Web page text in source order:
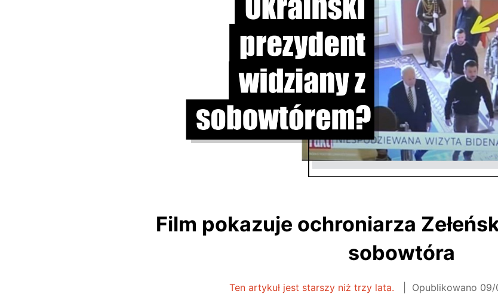
Film pokazuje ochroniarza
sobowtóra
Ten artykuł jest starszy niż trzy lata. Opublikowano 09/